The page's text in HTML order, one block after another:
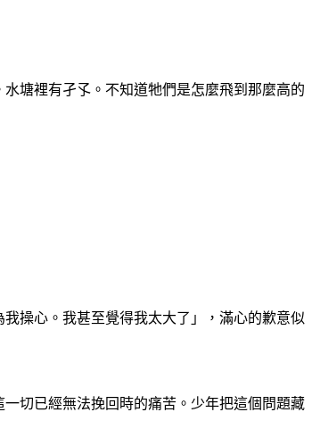
塘裡有孑孓。不知道牠們是怎麼飛到那麼高的
操心。我甚至覺得我太大了」，滿心的歉意似
切已經無法挽回時的痛苦。少年把這個問題藏